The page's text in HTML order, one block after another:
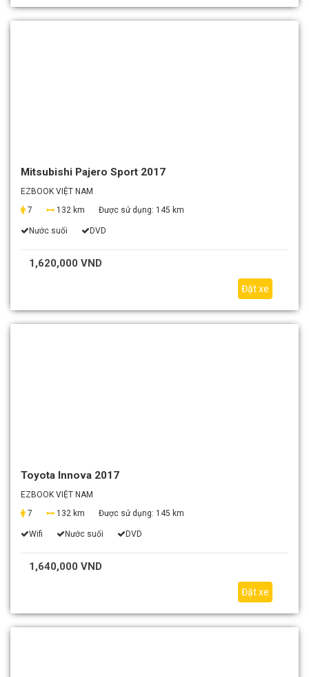
Mitsubishi Pajero Sport 2017
EZBOOK VIỆT NAM
7
132 km Được sử dụng: 145 km
Nước suối DVD
1,620,000 VND
Đặt xe
Toyota Innova 2017
EZBOOK VIỆT NAM
7
132 km Được sử dụng: 145 km
Wifi Nước suối DVD
1,640,000 VND
Đặt xe